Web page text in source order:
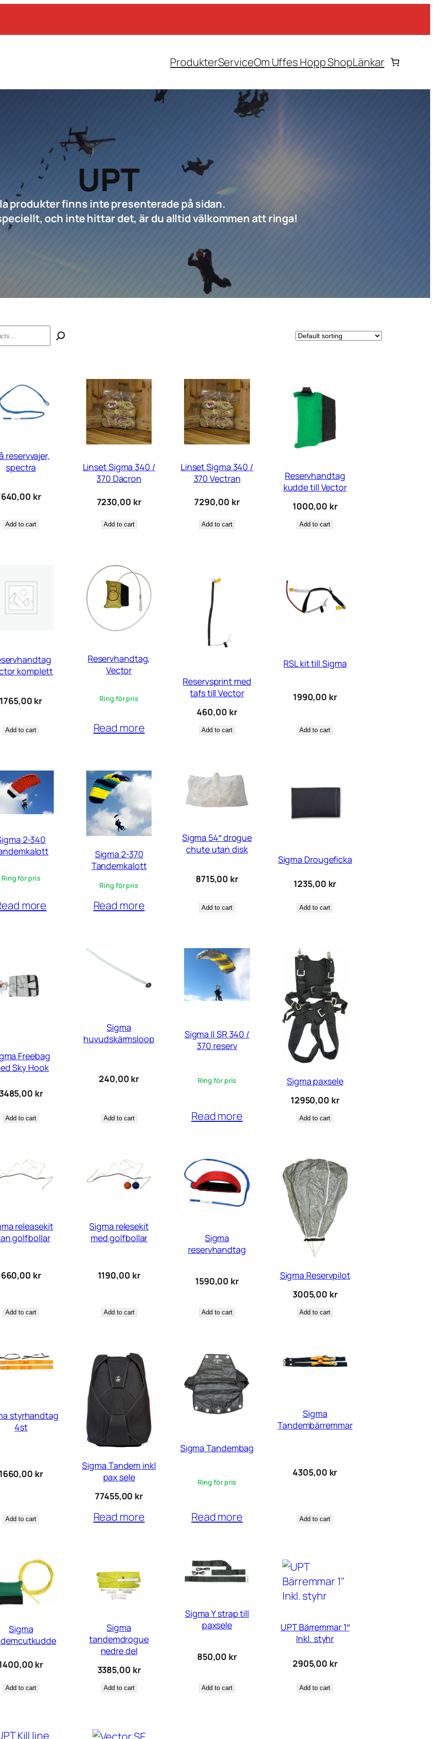
ProdukterServiceOm Uffes Hopp ShopLänkar
UPT
produkter finns inte presenterade på sidan.
och inte hittar det, är du alltid välkommen att ringa!
reservvajer,
spectra
640,00 kr
Add to cart
Linset Sigma 340 /
370 Dacron
7230,00 kr
Add to cart
Linset Sigma 340 /
370 Vectran
7290,00 kr
Add to cart
Reservhandtag
kudde till Vector
1000,00 kr
Add to cart
komplett
1765,00 kr
Add to cart
Reservhandtag,
Vector
Ring för pris
Read more
Reservsprint med
tafs till Vector
460,00 kr
Add to cart
RSL kit till Sigma
1990,00 kr
Add to cart
2-340
Ring för pris
more
Sigma 2-370
Tandemkalott
Ring för pris
Read more
Sigma 54″ drogue
chute utan disk
8715,00 kr
Add to cart
Sigma Drougeficka
1235,00 kr
Add to cart
Freebag
Sky Hook
kr
Add to cart
Sigma
huvudskärmsloop
240,00 kr
Add to cart
Sigma II SR 340 /
370 reserv
Ring för pris
Read more
Sigma paxsele
12950,00 kr
Add to cart
releasekit
golfbollar
660,00 kr
Add to cart
Sigma relesekit
med golfbollar
1190,00 kr
Add to cart
Sigma
reservhandtag
1590,00 kr
Add to cart
Sigma Reservpilot
3005,00 kr
Add to cart
styrhandtag
4st
kr
Add to cart
Sigma Tandem inkl
pax sele
77455,00 kr
Read more
Sigma Tandembag
Ring för pris
Read more
Sigma
Tandembärremmar
4305,00 kr
Add to cart
Sigma
kr
Add to cart
Sigma
tandemdrogue
nedre del
3385,00 kr
Add to cart
Sigma Y strap till
paxsele
850,00 kr
Add to cart
UPT Bärremmar 1″
Inkl. styhr
2905,00 kr
Add to cart